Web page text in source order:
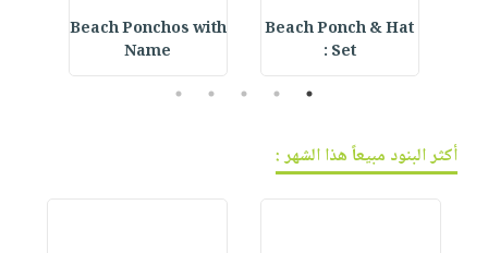
Beach Ponch & Hat
Set :
Beach Ponchos with
Name
1
2
3
4
5
أكثر البنود مبيعاً هذا الشهر :